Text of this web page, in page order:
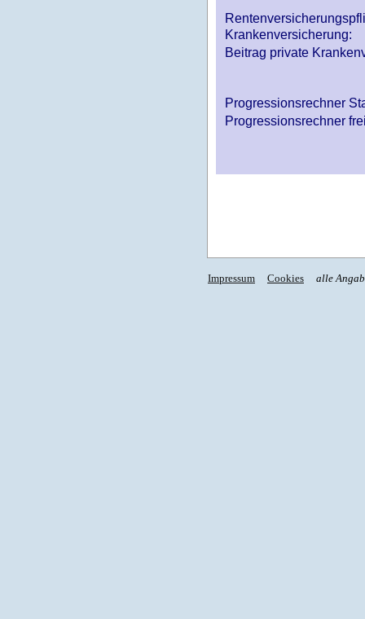
Krankenversicherung:
Beitrag private
Progressionsrechner
Progressionsrechner
Impressum Cookies alle